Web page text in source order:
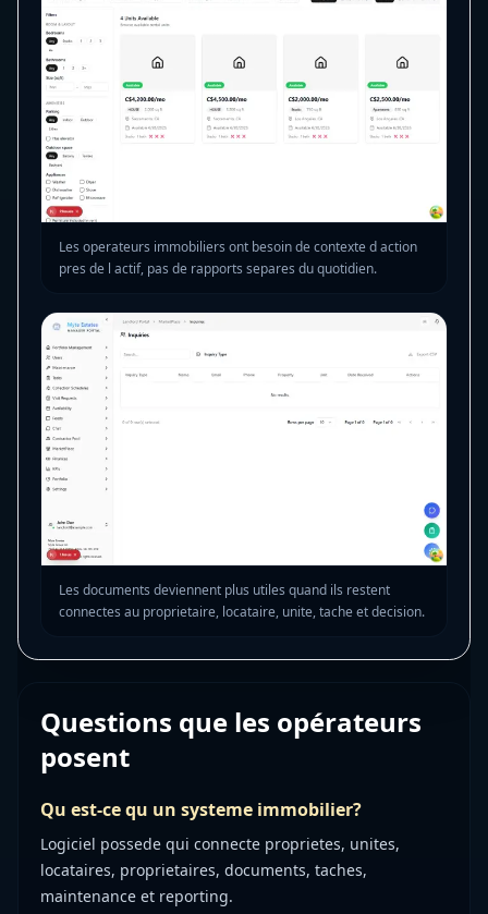
Les operateurs immobiliers ont besoin de contexte d action
pres de l actif, pas de rapports separes du quotidien.
Les documents deviennent plus utiles quand ils restent
connectes au proprietaire, locataire, unite, tache et decision.
Questions que les opérateurs
posent
Qu est-ce qu un systeme immobilier?
Logiciel possede qui connecte proprietes, unites,
locataires, proprietaires, documents, taches,
maintenance et reporting.